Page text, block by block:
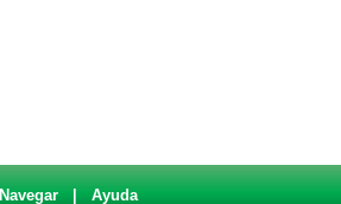
Navegar Ayuda